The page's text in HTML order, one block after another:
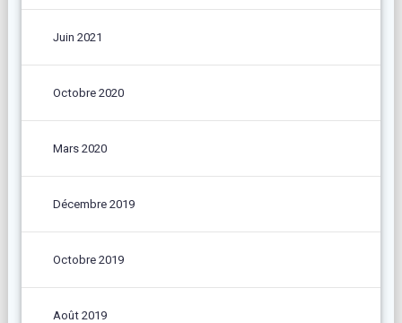
Juin 2021
Octobre 2020
Mars 2020
Décembre 2019
Octobre 2019
Août 2019